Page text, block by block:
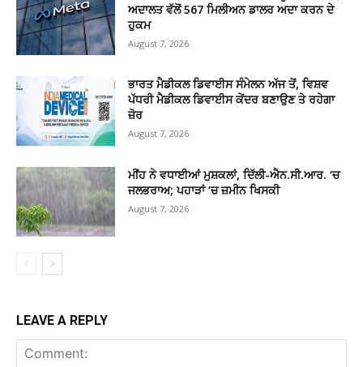
ਅਦਾਲਤ ਵੱਲੋਂ 567 ਮਿਲੀਅਨ ਡਾਲਰ ਅਦਾ ਕਰਨ ਦੇ
ਹੁਕਮ
August 7, 2026
ਭਾਰਤ ਮੈਡੀਕਲ ਡਿਵਾਈਸ ਸੰਮੇਲਨ ਅੱਜ ਤੋਂ, ਵਿਸ਼ਵ
ਪੱਧਰੀ ਮੈਡੀਕਲ ਡਿਵਾਈਸ ਕੇਂਦਰ ਬਣਾਉਣ ਤੇ ਰਹੇਗਾ
ਜ਼ੋਰ
August 7, 2026
ਮੀਂਹ ਨੇ ਵਧਾਈਆਂ ਮੁਸ਼ਕਲਾਂ, ਦਿੱਲੀ-ਐਨ.ਸੀ.ਆਰ. ‘ਚ
ਜਲਭਰਾਅ; ਪਹਾੜਾਂ ‘ਚ ਜ਼ਮੀਨ ਖਿਸਕੀ
August 7, 2026
LEAVE A REPLY